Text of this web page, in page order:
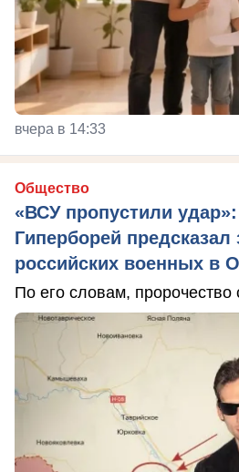
вчера в 14:33
Общество
«ВСУ пропустили
Гиперборей предсказал
российских военных в
По его словам, пророчество